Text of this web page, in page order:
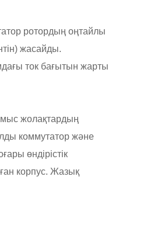
ротордың оңтайлы
жасайды.
ток бағытын жарты
мыс жолақтардың
коммутатор және
өндірістік
корпус. Жазық